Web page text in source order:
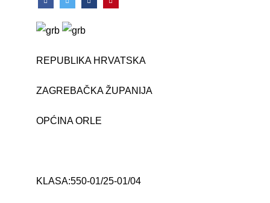
REPUBLIKA HRVATSKA
ZAGREBAČKA ŽUPANIJA
OPĆINA ORLE
KLASA:550-01/25-01/04